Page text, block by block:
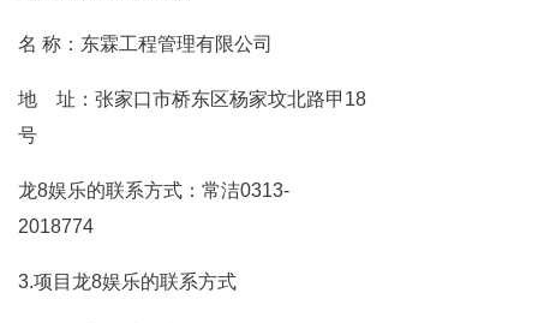
名 称：东霖工程管理有限公司
地 址：张家口市桥东区杨家坟北路甲18
号
龙8娱乐的联系方式：常洁0313-
2018774
3.项目龙8娱乐的联系方式